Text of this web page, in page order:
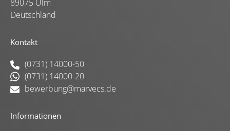
89075 Ulm
Deutschland
Kontakt
(0731) 14000-50
(0731) 14000-20
bewerbung@marvecs.de
Informationen